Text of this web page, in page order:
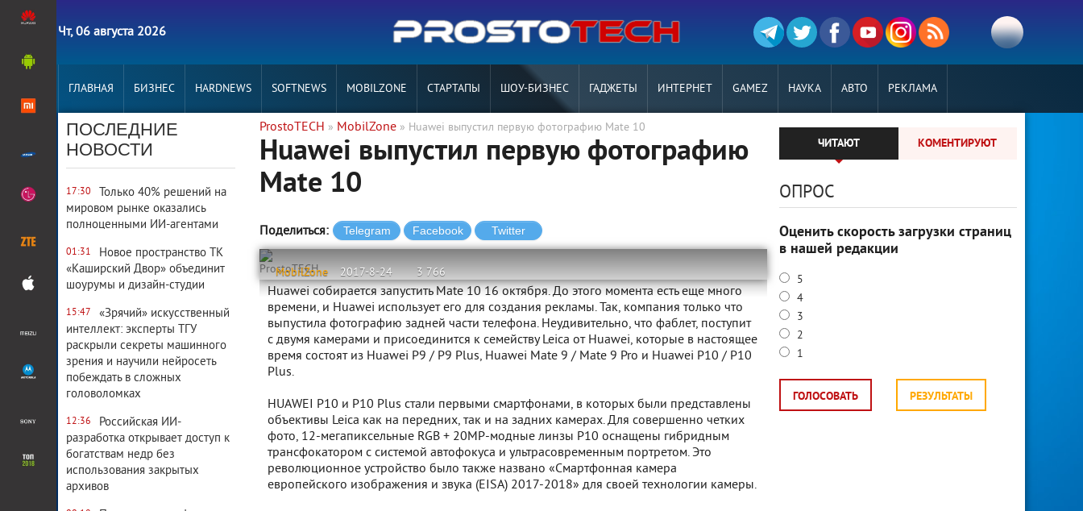
Чт, 06 августа 2026
ГЛАВНАЯ БИЗНЕС HARDNEWS SOFTNEWS MOBILZONE СТАРТАПЫ ШОУ-БИЗНЕС ГАДЖЕТЫ ИНТЕРНЕТ GAMEZ НАУКА АВТО РЕКЛАМА
ПОСЛЕДНИЕ
НОВОСТИ
17:30
Только 40% решений на
мировом рынке оказались
полноценными ИИ-агентами
01:31
Новое пространство ТК
«Каширский Двор» объединит
шоурумы и дизайн-студии
15:47
«Зрячий» искусственный
интеллект: эксперты ТГУ
раскрыли секреты машинного
зрения и научили нейросеть
побеждать в сложных
головоломках
12:36
Российская ИИ-
разработка открывает доступ к
богатствам недр без
использования закрытых
архивов
ProstoTECH » MobilZone » Huawei выпустил первую фотографию Mate 10
Huawei выпустил первую фотографию
Mate 10
Поделиться:
MobilZone 2017-8-24 3 766
ProstoTECH
Huawei собирается запустить Mate 10 16 октября. До этого момента есть еще много
времени, и Huawei использует его для создания рекламы. Так, компания только что
выпустила фотографию задней части телефона. Неудивительно, что фаблет, поступит
с двумя камерами и присоединится к семейству Leica от Huawei, которые в настоящее
время состоят из Huawei P9 / P9 Plus, Huawei Mate 9 / Mate 9 Pro и Huawei P10 / P10
Plus.
HUAWEI P10 и P10 Plus стали первыми смартфонами, в которых были представлены
объективы Leica как на передних, так и на задних камерах. Для совершенно четких
фото, 12-мегапиксельные RGB + 20MP-модные линзы P10 оснащены гибридным
трансфокатором с системой автофокуса и ультрасовременным портретом. Это
революционное устройство было также названо «Смартфонная камера
европейского изображения и звука (EISA) 2017-2018» для своей технологии камеры.
ЧИТАЮТ КОМЕНТИРУЮТ
ОПРОС
Оценить скорость загрузки страниц
в нашей редакции
5
4
3
2
1
ГОЛОСОВАТЬ РЕЗУЛЬТАТЫ